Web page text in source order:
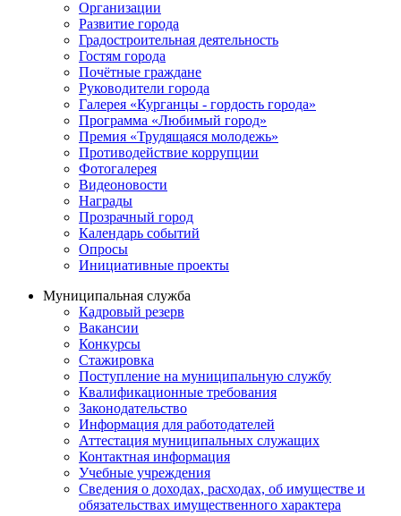
Организации
Развитие города
Градостроительная деятельность
Гостям города
Почётные граждане
Руководители города
Галерея «Курганцы - гордость города»
Программа «Любимый город»
Премия «Трудящаяся молодежь»
Противодействие коррупции
Фотогалерея
Видеоновости
Награды
Прозрачный город
Календарь событий
Опросы
Инициативные проекты
Муниципальная служба
Кадровый резерв
Вакансии
Конкурсы
Стажировка
Поступление на муниципальную службу
Квалификационные требования
Законодательство
Информация для работодателей
Аттестация муниципальных служащих
Контактная информация
Учебные учреждения
Сведения о доходах, расходах, об имуществе и
обязательствах имущественного характера